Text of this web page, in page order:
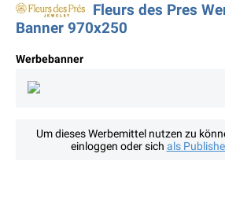
Fleurs des Pres
Banner 970x250
Werbebanner
Um dieses Werbemittel nutzen zu
einloggen oder sich als